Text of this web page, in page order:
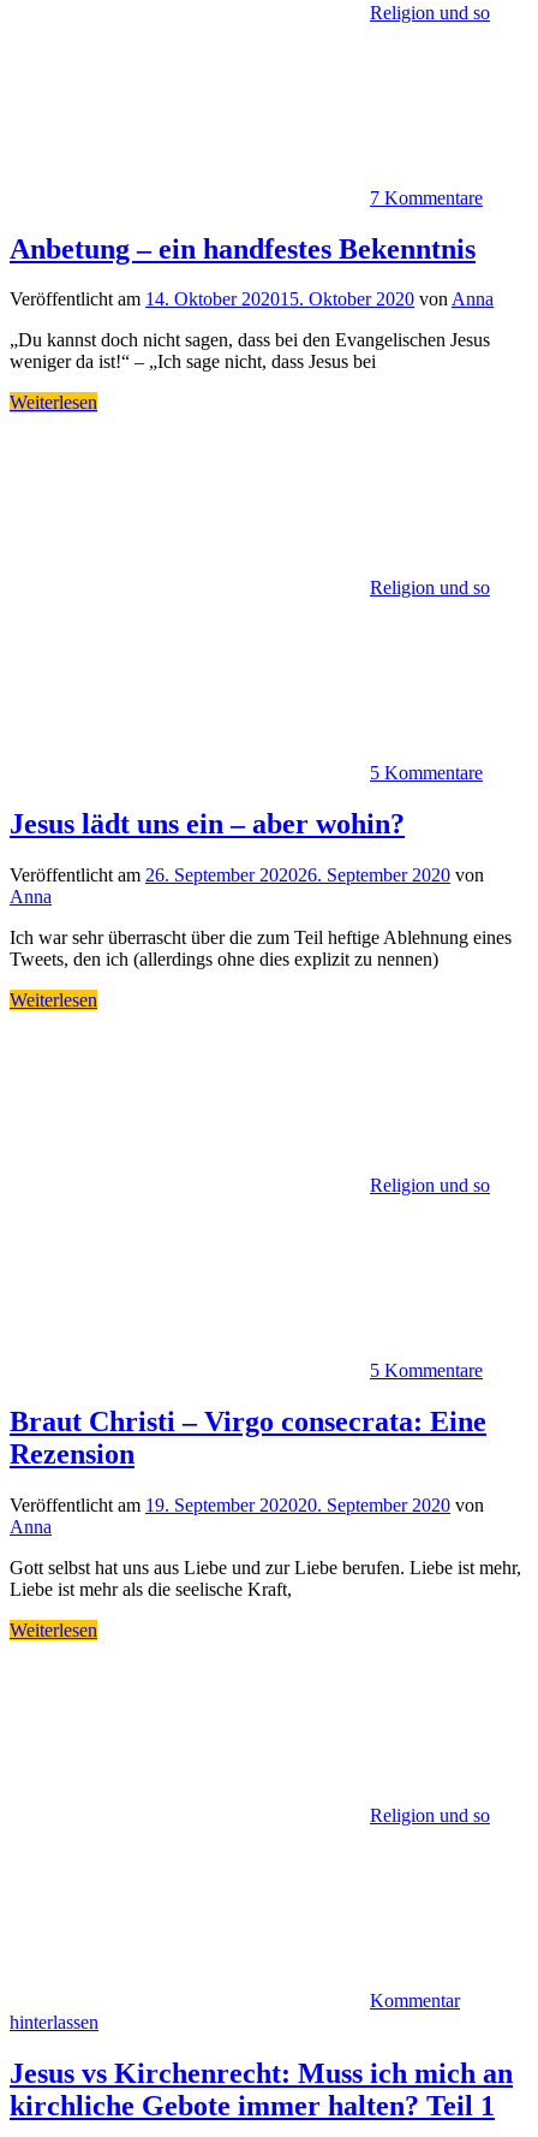
Religion und so
7 Kommentare
Anbetung – ein handfestes Bekenntnis
Veröffentlicht am 14. Oktober 202015. Oktober 2020 vonAnna
„Du kannst doch nicht sagen, dass bei den Evangelischen Jesus
weniger da ist!“ – „Ich sage nicht, dass Jesus bei
Weiterlesen
Religion und so
5 Kommentare
Jesus lädt uns ein – aber wohin?
Veröffentlicht am 26. September 202026. September 2020 von
Anna
Ich war sehr überrascht über die zum Teil heftige Ablehnung eines
Tweets, den ich (allerdings ohne dies explizit zu nennen)
Weiterlesen
Religion und so
5 Kommentare
Braut Christi – Virgo consecrata: Eine
Rezension
Veröffentlicht am 19. September 202020. September 2020 von
Anna
Gott selbst hat uns aus Liebe und zur Liebe berufen. Liebe ist mehr,
Liebe ist mehr als die seelische Kraft,
Weiterlesen
Religion und so
Kommentar
hinterlassen
Jesus vs Kirchenrecht: Muss ich mich an
kirchliche Gebote immer halten? Teil 1